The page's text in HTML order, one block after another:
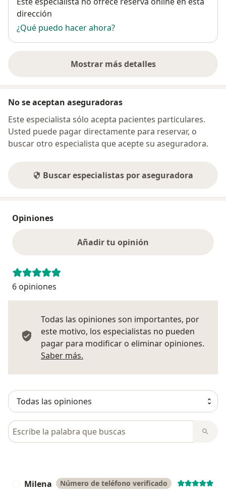
dirección
¿Qué puedo hacer ahora?
Mostrar más detalles
sobre la dirección
No se aceptan aseguradoras
Este especialista sólo acepta pacientes particulares.
Usted puede pagar directamente para reservar, o
buscar otro especialista que acepte su aseguradora.
Buscar especialistas por aseguradora
Opiniones
Añadir tu opinión
6 opiniones
Todas las opiniones son importantes, por
este motivo, los especialistas no pueden
pagar para modificar o eliminar opiniones.
Saber más.
Busca en opiniones
Milena Número de teléfono verificado